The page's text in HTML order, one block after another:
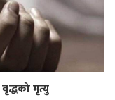
मृत्यु